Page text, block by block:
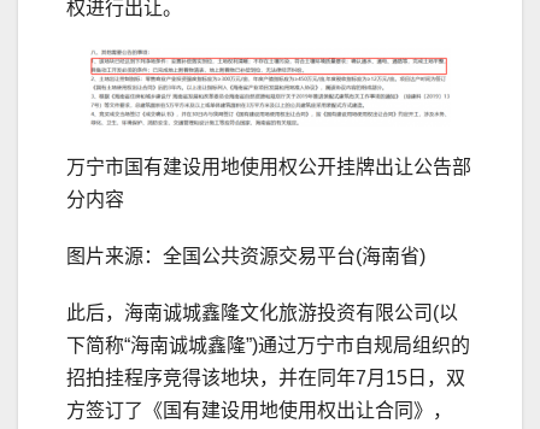
权进行出让。
万宁市国有建设用地使用权公开挂牌出让公告部
分内容
图片来源：全国公共资源交易平台(海南省)
此后，海南诚城鑫隆文化旅游投资有限公司(以
下简称“海南诚城鑫隆”)通过万宁市自规局组织的
招拍挂程序竞得该地块，并在同年7月15日，双
方签订了《国有建设用地使用权出让合同》，